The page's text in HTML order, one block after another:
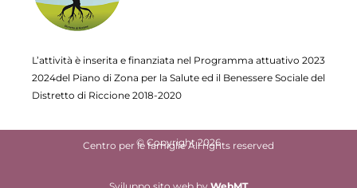
L’attività è inserita e finanziata nel Programma attuativo 2023
2024del Piano di Zona per la Salute ed il Benessere Sociale del
Distretto di Riccione 2018-2020
© Copyright 2026
Centro per le famiglie All rights reserved